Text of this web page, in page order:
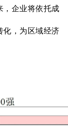
，企业将依托成
化，为区域经济